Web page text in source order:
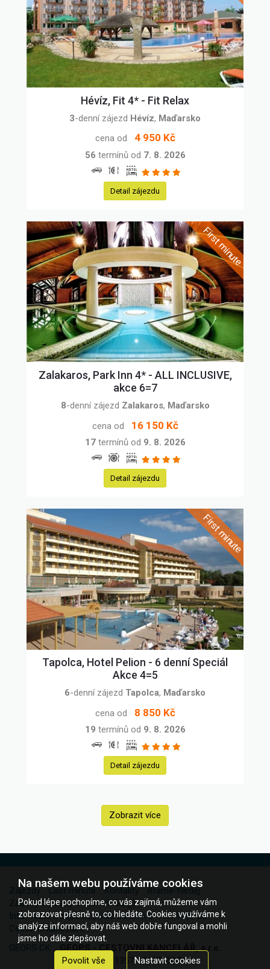
Hévíz, Fit 4* - Fit Relax
3-denní zájezd Hévíz, Maďarsko
cena od
4 950 Kč
56 termínů od 7. 8. 2026
Detail zájezdu
Zalakaros, Park Inn 4* - ALL INCLUSIVE,
akce 6=7
8-denní zájezd Zalakaros, Maďarsko
cena od
16 150 Kč
17termínů od 9. 8. 2026
Detail zájezdu
Tapolca, Hotel Pelion - 6 denní Speciál
Akce 4=5
6-denní zájezd Tapolca, Maďarsko
cena od
8 850 Kč
19 termínů od 9. 8. 2026
Detail zájezdu
Zobrazit více
Zájezdy Last minute Kontakty
iframe-hledej
Zásady ochrany osobních údajů
Informace k zájezdu podle zákona č. 159/1999 Sb.
Cestovní kanceláře
GEOPS CK
GEOPS - CESTOVNÍ KANCELÁŘ, s.r.o.
Šternberkova 1357/10, 17000 Praha
Na našem webu používáme cookies
Pokud lépe pochopíme, co vás zajímá, můžeme vám
zobrazovat přesně to, co hledáte. Cookies využíváme k
analýze informací, aby náš web dobře fungoval a mohli
jsme ho dále zlepšovat.
Povolit vše Nastavit cookies